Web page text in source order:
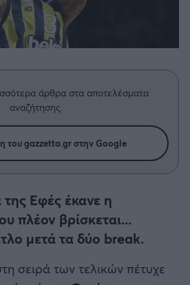
Μπάσκετ
άρθρα στα αποτελέσματα
αναζήτησης.
του gazzetta.gr στην Google
Εφές έκανε η
πλέον βρίσκεται...
μετά τα δύο break.
σειρά των τελικών πέτυχε